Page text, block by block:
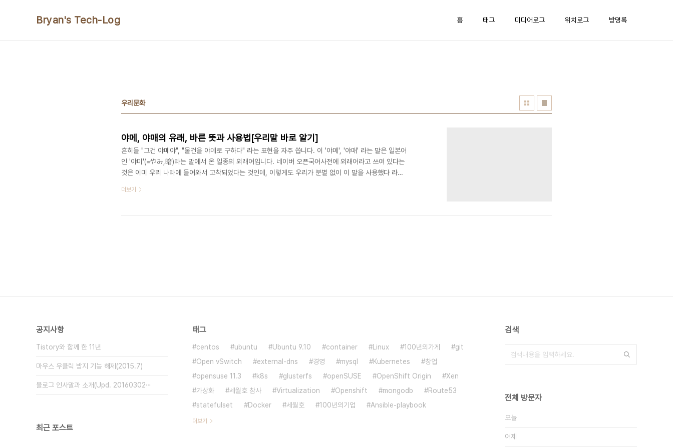
Bryan's Tech-Log 홈 태그 미디어로그 위치로그 방명록
우리문화
야메, 야매의 유래, 바른 뜻과 사용법[우리말 바로 알기]
흔히들 "그건 야메야", "물건을 야메로 구하다" 라는 표현을 자주 씁니다. 이 '야메', '야매' 라는 말은 일본어
인 '야미'(=やみ,暗)라는 말에서 온 일종의 외래어입니다. 네이버 오픈국어사전에 외래어라고 쓰여 있다는
것은 이미 우리 나라에 들어와서 고착되었다는 것인데, 이렇게도 우리가 분별 없이 이 말을 사용했다 라는
사실은 '정상적 또는 합법적이지 않은 경로나 방식', '비공식적이거나 사회의 음지에서 은밀하게 이루어지거
만 보면 분명히 '야메' 가 아니라 '야미' 에 해당되며 '야' 발음에서 ..
더보기
공지사항
Tistory와 함께 한 11년
마우스 우클릭 방지 기능 해제(2015.7)
블로그 인사말과 소개(Upd. 20160302⋯
최근 포스트
태그
centos ubuntu Ubuntu 9.10 container Linux 100년의가게
git
Open vSwitch
external-dns 경영 mysql Kubernetes
창업
opensuse 11.3
k8s glusterfs openSUSE OpenShift Origin
Xen
가상화
세월호 참사 Virtualization Openshift mongodb
Route53
statefulset
Docker 세월호 100년의기업 Ansible-playbook
더보기
검색
전체 방문자
오늘
어제